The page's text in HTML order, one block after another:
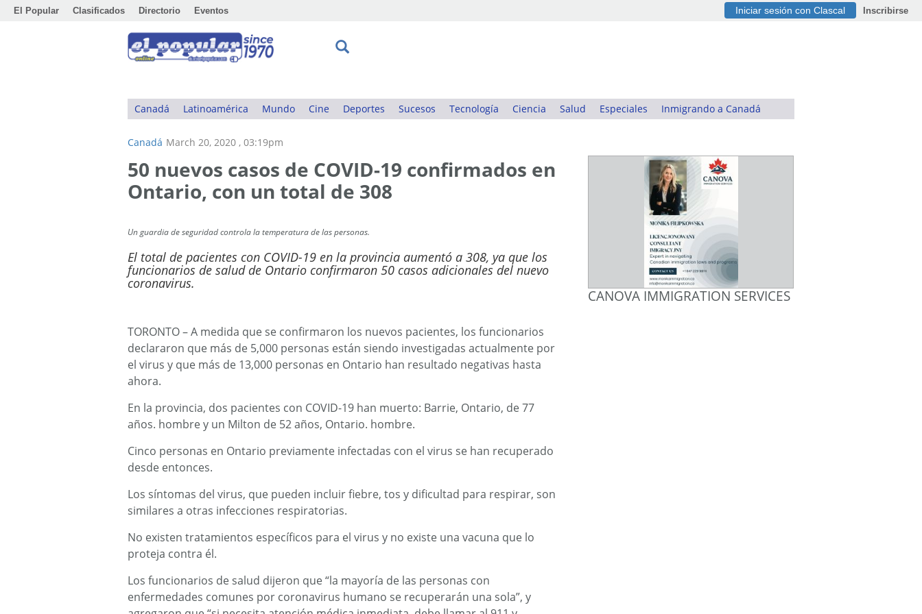
El Popular Clasificados Directorio Eventos Iniciar sesión con Clascal Inscribirse
Canadá Latinoamérica Mundo Cine Deportes Sucesos Tecnología Ciencia Salud Especiales Inmigrando a Canadá
Canadá March 20, 2020 , 03:19pm
50 nuevos casos de COVID-19 confirmados en
Ontario, con un total de 308
Un guardia de seguridad controla la temperatura de las personas.
El total de pacientes con COVID-19 en la provincia aumentó a 308, ya que los
funcionarios de salud de Ontario confirmaron 50 casos adicionales del nuevo
coronavirus.
TORONTO – A medida que se confirmaron los nuevos pacientes, los funcionarios
declararon que más de 5,000 personas están siendo investigadas actualmente por
el virus y que más de 13,000 personas en Ontario han resultado negativas hasta
ahora.
En la provincia, dos pacientes con COVID-19 han muerto: Barrie, Ontario, de 77
años. hombre y un Milton de 52 años, Ontario. hombre.
Cinco personas en Ontario previamente infectadas con el virus se han recuperado
desde entonces.
Los síntomas del virus, que pueden incluir fiebre, tos y dificultad para respirar, son
similares a otras infecciones respiratorias.
No existen tratamientos específicos para el virus y no existe una vacuna que lo
proteja contra él.
Los funcionarios de salud dijeron que “la mayoría de las personas con
enfermedades comunes por coronavirus humano se recuperarán una sola”, y
CANOVA IMMIGRATION SERVICES